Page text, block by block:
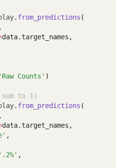
. from_predictions (
data.target_names,
'Raw Counts' )
to 1)
. from_predictions (
data.target_names,
,
'.2%' ,